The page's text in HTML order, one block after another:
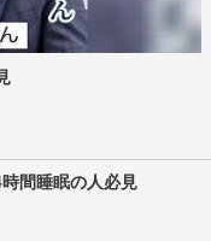
間睡眠の人必見